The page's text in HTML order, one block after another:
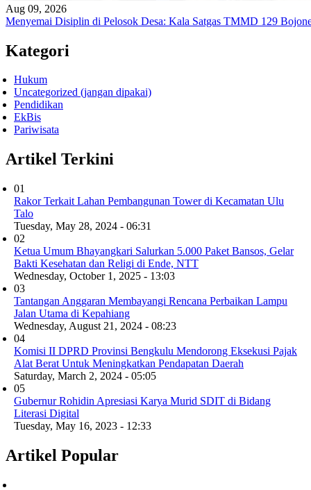
Aug 09, 2026
Menyemai Disiplin di Pelosok Desa: Kala Satgas TMMD 129
Kategori
Hukum
Uncategorized (jangan dipakai)
Pendidikan
EkBis
Pariwisata
Artikel Terkini
01
Rakor Terkait Lahan Pembangunan Tower di Kecamatan Ulu
Talo
Tuesday, May 28, 2024 - 06:31
02
Ketua Umum Bhayangkari Salurkan 5.000 Paket Bansos, Gelar
Bakti Kesehatan dan Religi di Ende, NTT
Wednesday, October 1, 2025 - 13:03
03
Tantangan Anggaran Membayangi Rencana Perbaikan Lampu
Jalan Utama di Kepahiang
Wednesday, August 21, 2024 - 08:23
04
Komisi II DPRD Provinsi Bengkulu Mendorong Eksekusi Pajak
Alat Berat Untuk Meningkatkan Pendapatan Daerah
Saturday, March 2, 2024 - 05:05
05
Gubernur Rohidin Apresiasi Karya Murid SDIT di Bidang
Literasi Digital
Tuesday, May 16, 2023 - 12:33
Artikel Popular